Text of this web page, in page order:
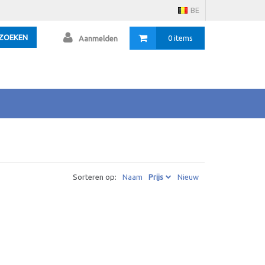
BE
0 items
Aanmelden
Sorteren op: Naam Prijs Nieuw